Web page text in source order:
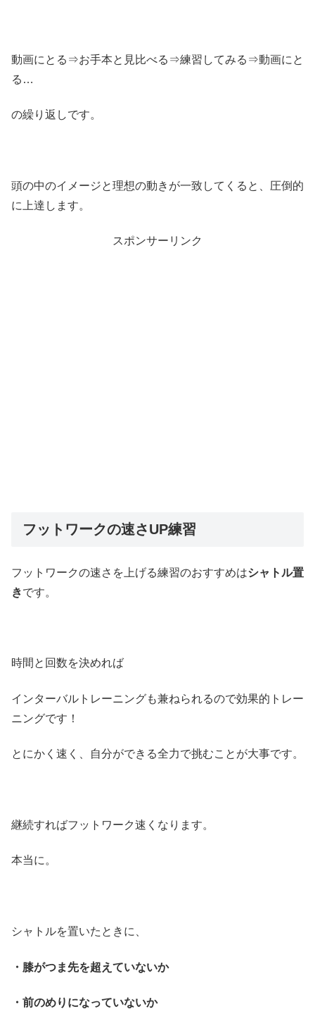
動画にとる⇒お手本と見比べる⇒練習してみる⇒動画にと
る…
の繰り返しです。
頭の中のイメージと理想の動きが一致してくると、圧倒的
に上達します。
スポンサーリンク
フットワークの速さUP練習
フットワークの速さを上げる練習のおすすめはシャトル置
きです。
時間と回数を決めれば
インターバルトレーニングも兼ねられるので効果的トレー
ニングです！
とにかく速く、自分ができる全力で挑むことが大事です。
継続すればフットワーク速くなります。
本当に。
シャトルを置いたときに、
・膝がつま先を超えていないか
・前のめりになっていないか